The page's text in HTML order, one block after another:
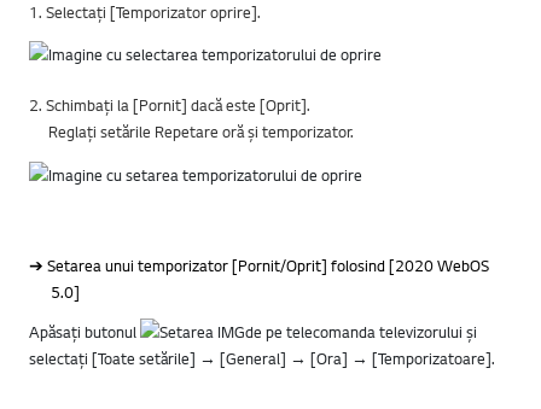
1. Selectați [Temporizator oprire].
2. Schimbați la [Pornit] dacă este [Oprit].
Reglați setările Repetare oră și temporizator.
➔ Setarea unui temporizator [Pornit/Oprit] folosind [2020 WebOS
5.0]
Apăsați butonul
de pe telecomanda televizorului și
selectați [Toate setările] → [General] → [Ora] → [Temporizatoare].